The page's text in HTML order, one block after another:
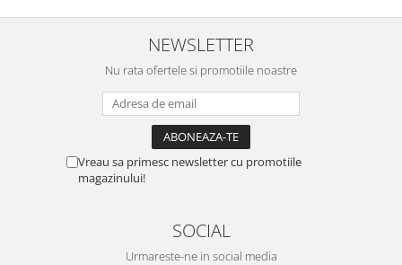
NEWSLETTER
Nu rata ofertele si promotiile noastre
Vreau sa primesc newsletter cu promotiile
magazinului!
SOCIAL
Urmareste-ne in social media